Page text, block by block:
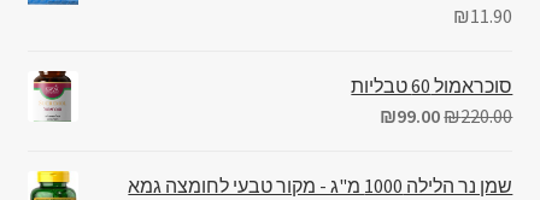
₪11.90
סוכראמול 60 טבליות
₪220.00
₪99.00
שמן נר הלילה 1000 מ"ג - מקור טבעי לחומצה גמא